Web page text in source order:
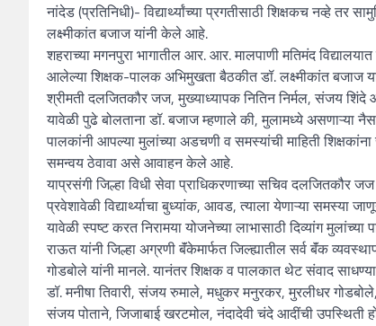
नांदेड (प्रतिनिधी)- विद्यार्थ्यांच्या प्रगतीसाठी शिक्षकच नव्हे
लक्ष्मीकांत बजाज यांनी केले आहे.
शहराच्या मगनपुरा भागातील आर. आर. मालपाणी मतिमंद
आलेल्या शिक्षक-पालक अभिमुखता बैठकीत डॉ. लक्ष्मीकांत बजाज
श्रीमती दलजितकौर जज, मुख्याध्यापक नितिन निर्मल, संजय शिंदे
यावेळी पुढे बोलताना डॉ. बजाज म्हणाले की, मुलामध्ये
पालकांनी आपल्या मुलांच्या अडचणी व समस्यांची माहिती
समन्वय ठेवावा असे आवाहन केले आहे.
याप्रसंगी जिल्हा विधी सेवा प्राधिकरणाच्या सचिव दलजितकौर जज
प्रवेशावेळी विद्यार्थ्याचा बुध्यांक, आवड, त्याला येणाऱ्या समस्या
यावेळी स्पष्ट करत निरामया योजनेच्या लाभासाठी दिव्यांग
राऊत यांनी जिल्हा अग्रणी बॅंकेमार्फत जिल्ह्यातील सर्व बॅंक
गोडबोले यांनी मानले. यानंतर शिक्षक व पालकात थेट संवाद
डॉ. मनीषा तिवारी, संजय रुमाले, मधुकर मनुरकर, मुरलीधर
संजय पोताने, जिजाबाई खरटमोल, नंदादेवी चंदे आदींची उपस्थिती